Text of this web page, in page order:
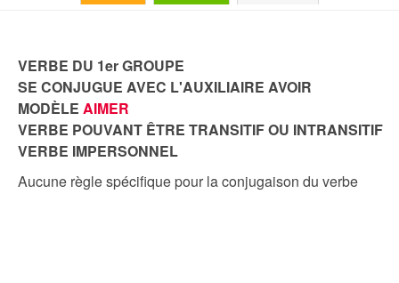
VERBE DU 1er GROUPE
SE CONJUGUE AVEC L'AUXILIAIRE AVOIR
MODÈLE AIMER
VERBE POUVANT ÊTRE TRANSITIF OU INTRANSITIF
VERBE IMPERSONNEL
Aucune règle spécifique pour la conjugaison du verbe